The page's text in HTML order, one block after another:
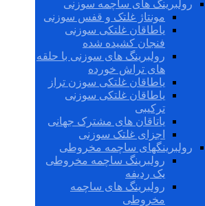
رولبرینگ های ساچمه سوزنی
مونتاژ غلتک و قفس سوزنی
یاطاقان غلتکی سوزنی
فنجان کشیده شده
رولبرینگ های سوزنی با حلقه
های تراش خورده
یاطاقان غلتکی سوزن تراز
یاطاقان غلتکی سوزنی
ترکیبی
یاتاقان های مشترک جهانی
اجزای غلتک سوزنی
رولبرینگهای ساچمه مخروطی
رولبرینگ ساچمه مخروطی
یک ردیفه
رولبرینگ های ساچمه
مخروطی